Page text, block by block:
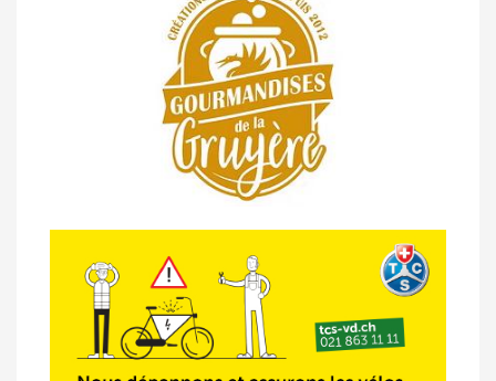
14/04 -Classement Route -
Semsales (TdC #2)